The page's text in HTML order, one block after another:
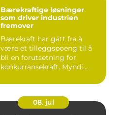
Bærekraftige løsninger
som driver industrien
fremover
Bærekraft har gått fra å
være et tilleggspoeng til å
bli en forutsetning for
konkurransekraft. Myndi...
08. jul